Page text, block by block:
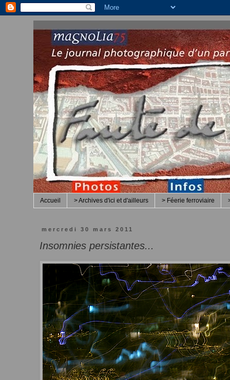
Accueil > Archives d'ici et d'ailleurs > Féerie ferroviaire
mercredi 30 mars 2011
Insomnies persistantes...